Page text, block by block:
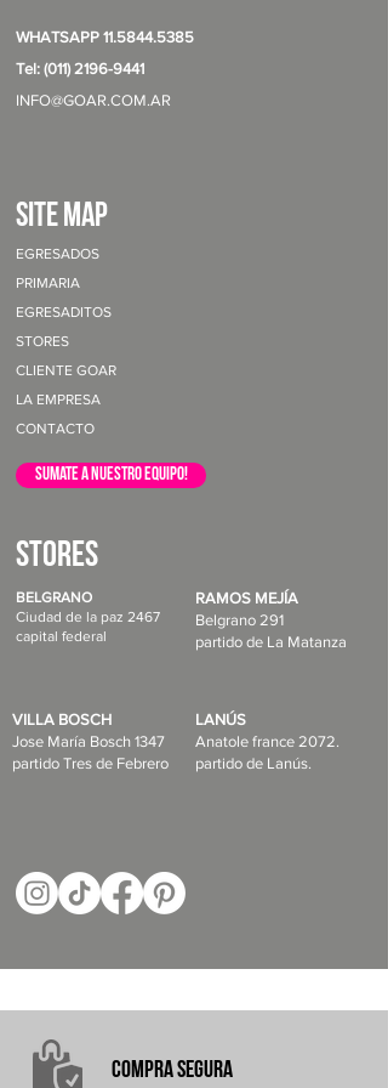
WHATSAPP 11.5844.5385
Tel: (011) 2196-9441
INFO@GOAR.COM.AR
site map
EGRESADOS
PRIMARIA
EGRESADITOS
STORES
CLIENTE GOAR
LA EMPRESA
CONTACTO
sumate a nuestro equipo!
STORES
BELGRANO
Ciudad de la paz 2467
capital federal
RAMOS MEJÍA
Belgrano 291
partido de La Matanza
VILLA BOSCH
Jose María Bosch 1347
partido Tres de Febrero
LANÚS
Anatole france 2072.
partido de Lanús.
COMPRASEGURA